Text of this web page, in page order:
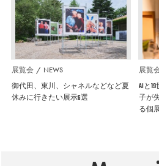
展覧会 NEWS
御代田、東川、シャネルなどなど夏
休みに行きたい展示6選
展覧
AIと
子が
る個